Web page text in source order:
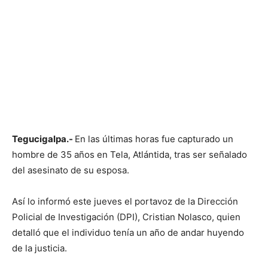
Tegucigalpa.- En las últimas horas fue capturado un
hombre de 35 años en Tela, Atlántida, tras ser señalado
del asesinato de su esposa.
Así lo informó este jueves el portavoz de la Dirección
Policial de Investigación (DPI), Cristian Nolasco, quien
detalló que el individuo tenía un año de andar huyendo
de la justicia.